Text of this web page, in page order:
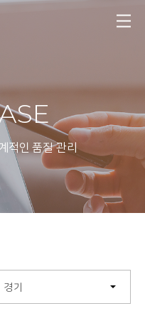
적인 품질 관리
경기